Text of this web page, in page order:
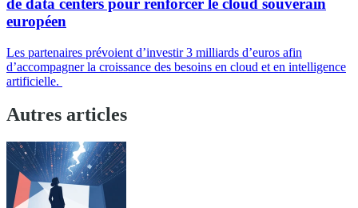
de data centers pour renforcer le cloud souverain
européen
Les partenaires prévoient d’investir 3 milliards d’euros afin
d’accompagner la croissance des besoins en cloud et en intelligence
artificielle.
Autres articles